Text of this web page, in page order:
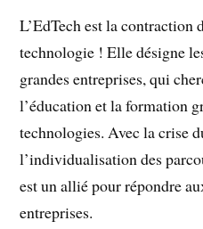
L’EdTech est la contraction
technologie ! Elle désigne
grandes entreprises, qui
l’éducation et la formation
technologies. Avec la crise
l’individualisation des
est un allié pour répondre
entreprises.